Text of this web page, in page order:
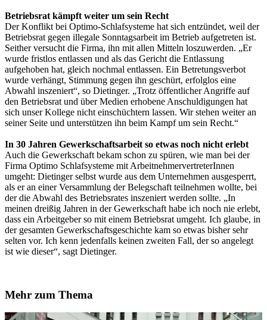
Betriebsrat kämpft weiter um sein Recht
Der Konflikt bei Optimo-Schlafsysteme hat sich entzündet, weil der
Betriebsrat gegen illegale Sonntagsarbeit im Betrieb aufgetreten ist.
Seither versucht die Firma, ihn mit allen Mitteln loszuwerden. „Er
wurde fristlos entlassen und als das Gericht die Entlassung
aufgehoben hat, gleich nochmal entlassen. Ein Betretungsverbot
wurde verhängt, Stimmung gegen ihn geschürt, erfolglos eine
Abwahl inszeniert“, so Dietinger. „Trotz öffentlicher Angriffe auf
den Betriebsrat und über Medien erhobene Anschuldigungen hat
sich unser Kollege nicht einschüchtern lassen. Wir stehen weiter an
seiner Seite und unterstützen ihn beim Kampf um sein Recht.“
In 30 Jahren Gewerkschaftsarbeit so etwas noch nicht erlebt
Auch die Gewerkschaft bekam schon zu spüren, wie man bei der
Firma Optimo Schlafsysteme mit ArbeitnehmervertreterInnen
umgeht: Dietinger selbst wurde aus dem Unternehmen ausgesperrt,
als er an einer Versammlung der Belegschaft teilnehmen wollte, bei
der die Abwahl des Betriebsrates inszeniert werden sollte. „In
meinen dreißig Jahren in der Gewerkschaft habe ich noch nie erlebt,
dass ein Arbeitgeber so mit einem Betriebsrat umgeht. Ich glaube, in
der gesamten Gewerkschaftsgeschichte kam so etwas bisher sehr
selten vor. Ich kenn jedenfalls keinen zweiten Fall, der so angelegt
ist wie dieser“, sagt Dietinger.
Mehr zum Thema